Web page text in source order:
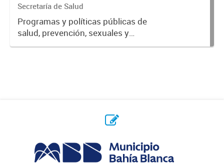
Secretaría de Salud
Programas y políticas públicas de
salud, prevención, sexuales y
reproductivas.